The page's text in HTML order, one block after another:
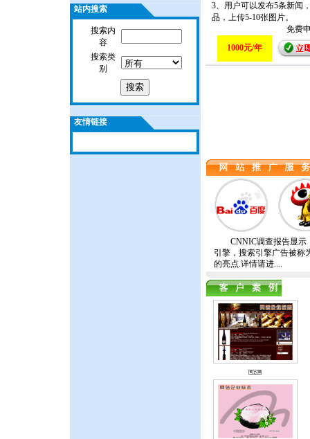
站内搜索
搜索内
容
搜索类
别
友情链接
3、用户可以发布5条新闻
品，上传5-10张图片。
免费申
1000元/年
CNNIC调查报告显示：
引擎，搜索引擎广告被称
的亮点.详情请进....